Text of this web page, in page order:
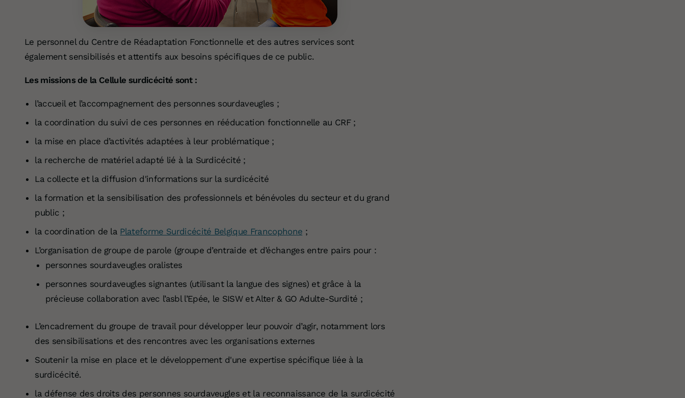
Le personnel du Centre de Réadaptation Fonctionnelle et des autres services sont
également sensibilisés et attentifs aux besoins spécifiques de ce public.
Les missions de la Cellule surdicécité sont :
l’accueil et l’accompagnement des personnes sourdaveugles ;
la coordination du suivi de ces personnes en rééducation fonctionnelle au CRF ;
la mise en place d’activités adaptées à leur problématique ;
la recherche de matériel adapté lié à la Surdicécité ;
La collecte et la diffusion d'informations sur la surdicécité
la formation et la sensibilisation des professionnels et bénévoles du secteur et du grand
public ;
la coordination de la Plateforme Surdicécité Belgique Francophone ;
L’organisation de groupe de parole (groupe d’entraide et d’échanges entre pairs pour :
personnes sourdaveugles oralistes
personnes sourdaveugles signantes (utilisant la langue des signes) et grâce à la
précieuse collaboration avec l’asbl l’Epée, le SISW et Alter & GO Adulte-Surdité ;
L’encadrement du groupe de travail pour développer leur pouvoir d’agir, notamment lors
des sensibilisations et des rencontres avec les organisations externes
Soutenir la mise en place et le développement d'une expertise spécifique liée à la
surdicécité.
la défense des droits des personnes sourdaveugles et la reconnaissance de la surdicécité